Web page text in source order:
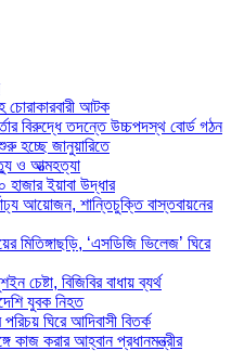
চোরাকারবারী আটক
বিরুদ্ধে তদন্তে উচ্চপদস্থ বোর্ড গঠন
হচ্ছে জানুয়ারিতে
ও আত্মহত্যা
হাজার ইয়াবা উদ্ধার
আয়োজন, শান্তিচুক্তি বাস্তবায়নের
মিতিঙ্গাছড়ি, ‘এসডিজি ভিলেজ’ ঘিরে
চেষ্টা, বিজিবির বাধায় ব্যর্থ
যুবক নিহত
ঘিরে আদিবাসী বিতর্ক
কাজ করার আহ্বান প্রধানমন্ত্রীর